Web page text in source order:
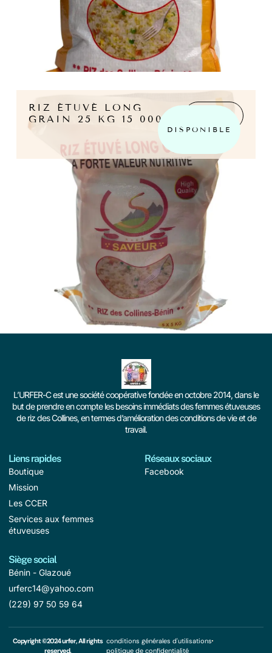
RIZ ÉTUVÉ LONG
GRAIN 25 KG 15 000 F
LIRE LA
DISPONIBLE
L’URFER-C est une société coopérative fondée en octobre 2014, dans le
but de prendre en compte les besoins immédiats des femmes étuveuses
de riz des Collines, en termes d’amélioration des conditions de vie et de
travail.
Liens rapides
Boutique
Mission
Les CCER
Services aux femmes
étuveuses
Réseaux sociaux
Facebook
Siège social
Bénin - Glazoué
urferc14@yahoo.com
(229) 97 50 59 64
Copyright ©2024 urfer, All rights
reserved.
conditions générales d'utilisations
politique de confidentialité